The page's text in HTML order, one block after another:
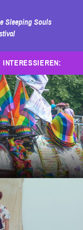
Sleeping Souls
INTERESSIEREN: